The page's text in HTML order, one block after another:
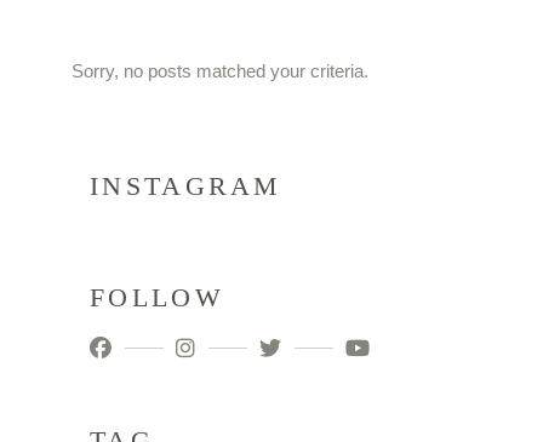
Sorry, no posts matched your criteria.
INSTAGRAM
FOLLOW